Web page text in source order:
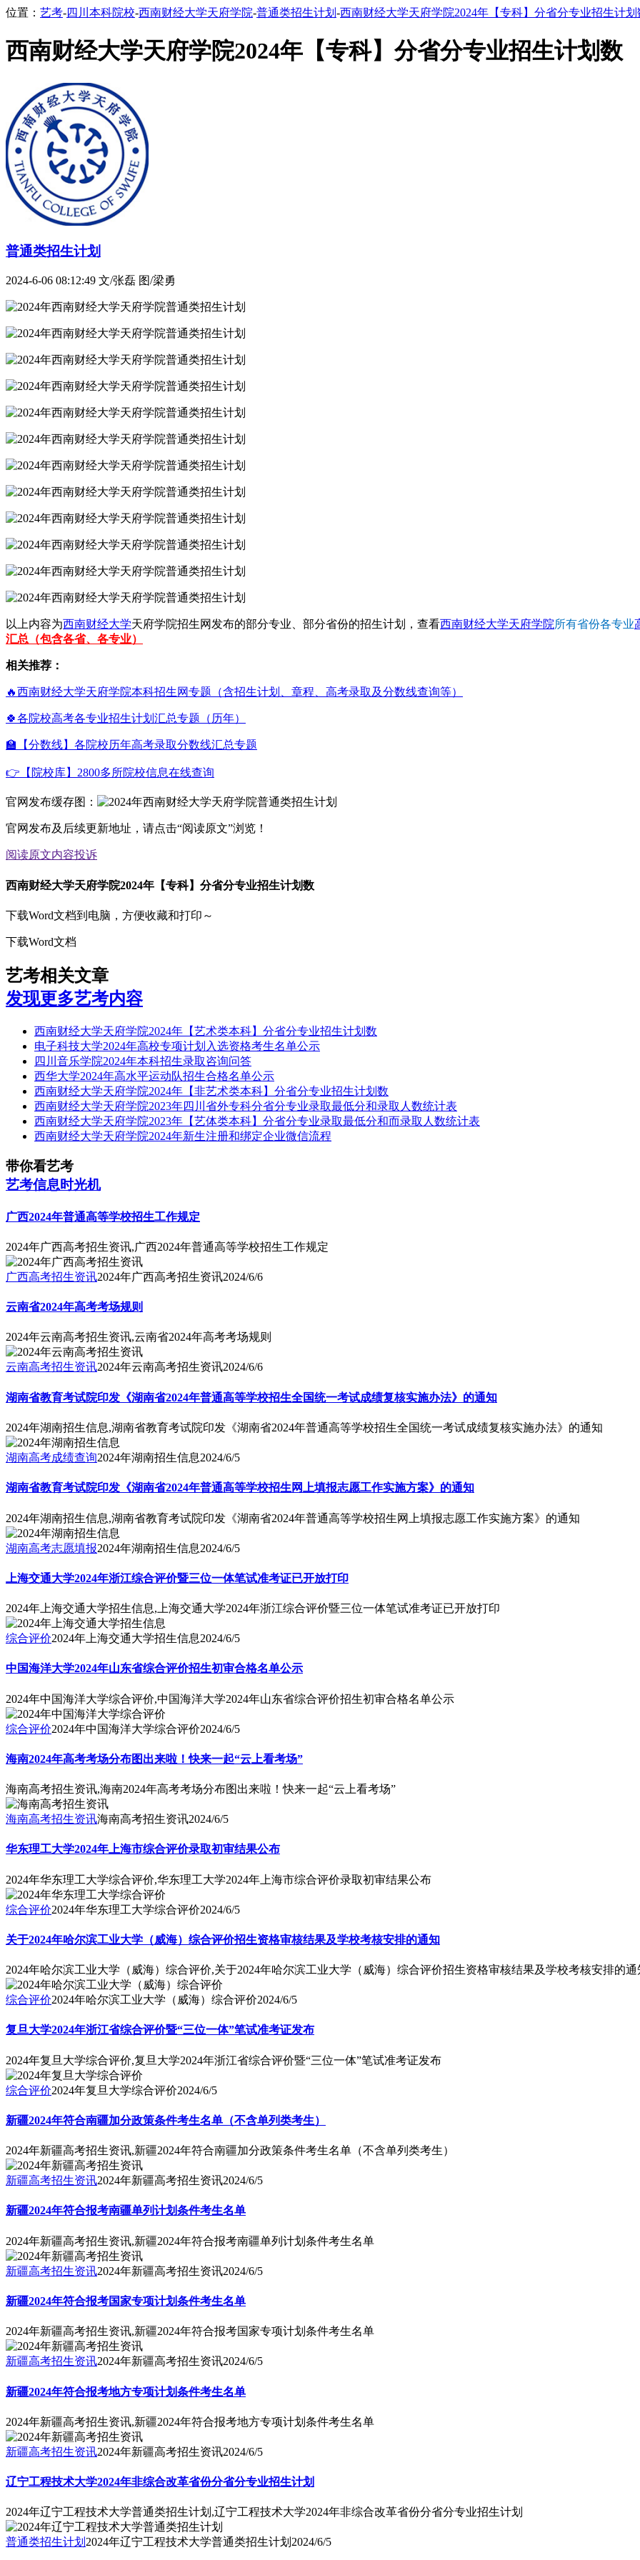
位置： 艺考-四川本科院校-西南财经大学天府学院-普通类招生计划 -西南财经大学天府学院2024年【专科】分省分专业招生计划
西南财经大学天府学院2024年【专科】分省分专业招生计划数
普通类招生计划
2024-6-06 08:12:49 文/张磊 图/梁勇
以上内容为西南财经大学天府学院招生网发布的部分专业、部分省份的招生计划，查看西南财经大学天府学院所有省份各专业
汇总（包含各省、各专业）
相关推荐：
🔥西南财经大学天府学院本科招生网专题（含招生计划、章程、高考录取及分数线查询等）
🍀各院校高考各专业招生计划汇总专题（历年）
🏫【分数线】各院校历年高考录取分数线汇总专题
👉【院校库】2800多所院校信息在线查询
官网发布缓存图：
官网发布及后续更新地址，请点击“阅读原文”浏览！
阅读原文内容投诉
西南财经大学天府学院2024年【专科】分省分专业招生计划数
下载Word文档到电脑，方便收藏和打印～
下载Word文档
艺考相关文章
发现更多艺考内容
西南财经大学天府学院2024年【艺术类本科】分省分专业招生计划数
电子科技大学2024年高校专项计划入选资格考生名单公示
四川音乐学院2024年本科招生录取咨询问答
西华大学2024年高水平运动队招生合格名单公示
西南财经大学天府学院2024年【非艺术类本科】分省分专业招生计划数
西南财经大学天府学院2023年四川省外专科分省分专业录取最低分和录取人数统计表
西南财经大学天府学院2023年【艺体类本科】分省分专业录取最低分和而录取人数统计表
西南财经大学天府学院2024年新生注册和绑定企业微信流程
带你看艺考
艺考信息时光机
广西2024年普通高等学校招生工作规定
2024年广西高考招生资讯,广西2024年普通高等学校招生工作规定
广西高考招生资讯2024年广西高考招生资讯2024/6/6
云南省2024年高考考场规则
2024年云南高考招生资讯,云南省2024年高考考场规则
云南高考招生资讯2024年云南高考招生资讯2024/6/6
湖南省教育考试院印发《湖南省2024年普通高等学校招生全国统一考试成绩复核实施办法》的通知
2024年湖南招生信息,湖南省教育考试院印发《湖南省2024年普通高等学校招生全国统一考试成绩复核实施办法》的通知
湖南高考成绩查询2024年湖南招生信息2024/6/5
湖南省教育考试院印发《湖南省2024年普通高等学校招生网上填报志愿工作实施方案》的通知
2024年湖南招生信息,湖南省教育考试院印发《湖南省2024年普通高等学校招生网上填报志愿工作实施方案》的通知
湖南高考志愿填报2024年湖南招生信息2024/6/5
上海交通大学2024年浙江综合评价暨三位一体笔试准考证已开放打印
2024年上海交通大学招生信息,上海交通大学2024年浙江综合评价暨三位一体笔试准考证已开放打印
综合评价2024年上海交通大学招生信息2024/6/5
中国海洋大学2024年山东省综合评价招生初审合格名单公示
2024年中国海洋大学综合评价,中国海洋大学2024年山东省综合评价招生初审合格名单公示
综合评价2024年中国海洋大学综合评价2024/6/5
海南2024年高考考场分布图出来啦！快来一起“云上看考场”
海南高考招生资讯,海南2024年高考考场分布图出来啦！快来一起“云上看考场”
海南高考招生资讯海南高考招生资讯2024/6/5
华东理工大学2024年上海市综合评价录取初审结果公布
2024年华东理工大学综合评价,华东理工大学2024年上海市综合评价录取初审结果公布
综合评价2024年华东理工大学综合评价2024/6/5
关于2024年哈尔滨工业大学（威海）综合评价招生资格审核结果及学校考核安排的通知
2024年哈尔滨工业大学（威海）综合评价,关于2024年哈尔滨工业大学（威海）综合评价招生资格审核结果及学校考核安排的通
综合评价2024年哈尔滨工业大学（威海）综合评价2024/6/5
复旦大学2024年浙江省综合评价暨“三位一体”笔试准考证发布
2024年复旦大学综合评价,复旦大学2024年浙江省综合评价暨“三位一体”笔试准考证发布
综合评价2024年复旦大学综合评价2024/6/5
新疆2024年符合南疆加分政策条件考生名单（不含单列类考生）
2024年新疆高考招生资讯,新疆2024年符合南疆加分政策条件考生名单（不含单列类考生）
新疆高考招生资讯2024年新疆高考招生资讯2024/6/5
新疆2024年符合报考南疆单列计划条件考生名单
2024年新疆高考招生资讯,新疆2024年符合报考南疆单列计划条件考生名单
新疆高考招生资讯2024年新疆高考招生资讯2024/6/5
新疆2024年符合报考国家专项计划条件考生名单
2024年新疆高考招生资讯,新疆2024年符合报考国家专项计划条件考生名单
新疆高考招生资讯2024年新疆高考招生资讯2024/6/5
新疆2024年符合报考地方专项计划条件考生名单
2024年新疆高考招生资讯,新疆2024年符合报考地方专项计划条件考生名单
新疆高考招生资讯2024年新疆高考招生资讯2024/6/5
辽宁工程技术大学2024年非综合改革省份分省分专业招生计划
2024年辽宁工程技术大学普通类招生计划,辽宁工程技术大学2024年非综合改革省份分省分专业招生计划
普通类招生计划 2024年辽宁工程技术大学普通类招生计划 2024/6/5